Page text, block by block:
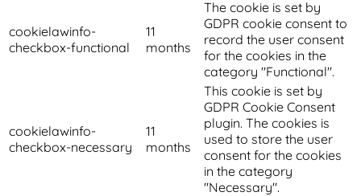
cookielawinfo-
checkbox-functional
11
months
The cookie is set by
GDPR cookie consent to
record the user consent
for the cookies in the
category "Functional".
cookielawinfo-
checkbox-necessary
11
months
This cookie is set by
GDPR Cookie Consent
plugin. The cookies is
used to store the user
consent for the cookies
in the category
"Necessary".